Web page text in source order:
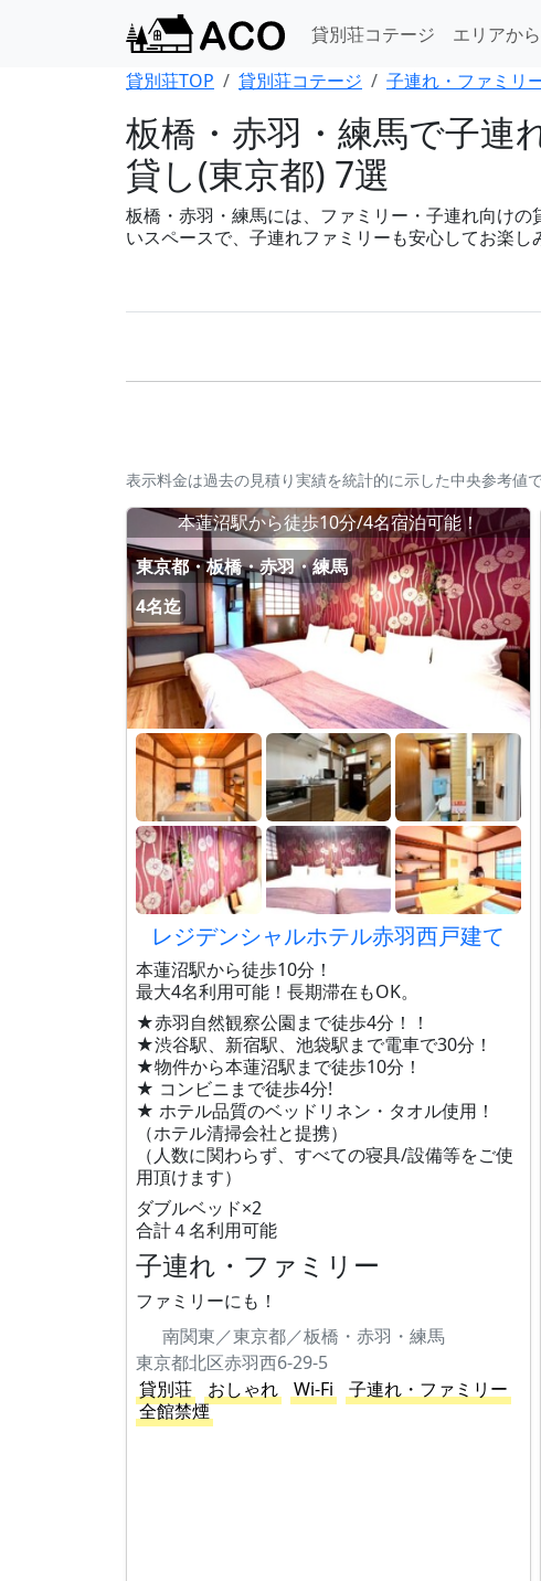
貸別荘コテージ エリアか
貸別荘TOP
貸別荘コテージ 子連れ・ファミリ
板橋・赤羽・練馬で子連
貸し(東京都) 7選
板橋・赤羽・練馬には、ファミリー・子連れ向け
いスペースで、子連れファミリーも安心してお楽し
表示料金は過去の見積り実績を統計的に示した中央参考値
本蓮沼駅から徒歩10分/4名宿泊可能！
東京都・板橋・赤羽・練馬
4名迄
レジデンシャルホテル赤羽西戸建て
本蓮沼駅から徒歩10分！
最大4名利用可能！長期滞在もOK。
★赤羽自然観察公園まで徒歩4分！！
★渋谷駅、新宿駅、池袋駅まで電車で30分！
★物件から本蓮沼駅まで徒歩10分！
★ コンビニまで徒歩4分!
★ ホテル品質のベッドリネン・タオル使用！
（ホテル清掃会社と提携）
（人数に関わらず、すべての寝具/設備等をご使
用頂けます）
ダブルベッド×2
合計４名利用可能
子連れ・ファミリー
ファミリーにも！
南関東／東京都／板橋・赤羽・練馬
東京都北区赤羽西6-29-5
貸別荘
おしゃれ Wi-Fi
子連れ・ファミリー
全館禁煙